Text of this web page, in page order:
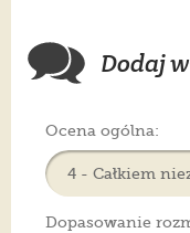
Dodaj
Ocena ogólna:
Dopasowanie